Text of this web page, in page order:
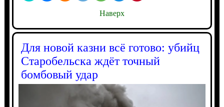
Наверх
Для новой казни всё готово: убийц
Старобельска ждёт точный
бомбовый удар